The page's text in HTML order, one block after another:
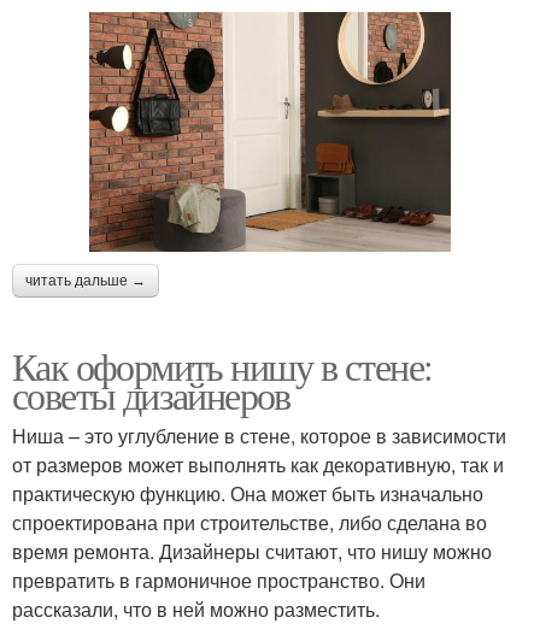
читать дальше →
Как оформить нишу в стене:
советы дизайнеров
Ниша – это углубление в стене, которое в зависимости
от размеров может выполнять как декоративную, так и
практическую функцию. Она может быть изначально
спроектирована при строительстве, либо сделана во
время ремонта. Дизайнеры считают, что нишу можно
превратить в гармоничное пространство. Они
рассказали, что в ней можно разместить.